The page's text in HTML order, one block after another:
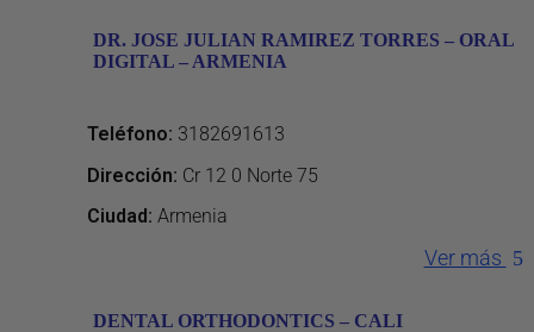
DR. JOSE JULIAN RAMIREZ TORRES – ORAL
DIGITAL – ARMENIA
Teléfono: 3182691613
Dirección: Cr 12 0 Norte 75
Ciudad: Armenia
Ver más
DENTAL ORTHODONTICS – CALI